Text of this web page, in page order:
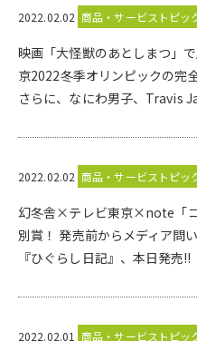
2022.02.02 商品・サービストピッ
映画「大怪獣のあとしまつ」
京2022冬季オリンピックの完
さらに、なにわ男子、Travis
2022.02.02 商品・サービストピッ
幻冬舎×テレビ東京×note「
別賞！ 発売前からメディア問
『ひぐらし日記』、本日発売!!
2022.02.01 商品・サービストピッ